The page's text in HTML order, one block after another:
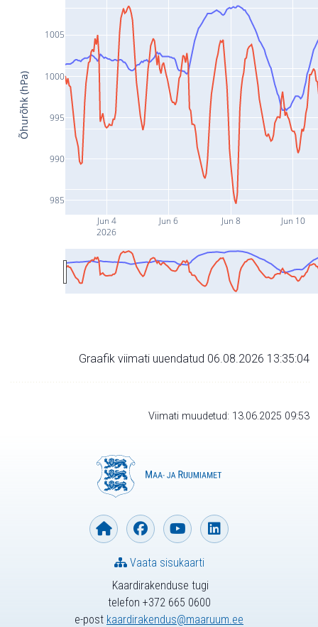
Jun 4
2026
Jun 6 Jun 8 Jun 10
985
990
995
1000
1005
Õhurõhk (hPa)
Graafik viimati uuendatud 06.08.2026 13:35:04
Viimati muudetud: 13.06.2025 09:53
Kaardirakenduse tugi
telefon +372 665 0600
e-post kaardirakendus@maaruum.ee
Vaata sisukaarti